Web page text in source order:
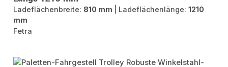
Ladeflächenbreite: 810 mm Ladeflächenlänge:1210
mm
Fetra
Bildergalerie überspringen